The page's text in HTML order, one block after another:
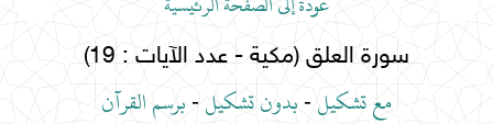
سورة العلق (مكية - عدد الآيات : 19)
مع تشكيل-بدون تشكيل-برسم القرآن